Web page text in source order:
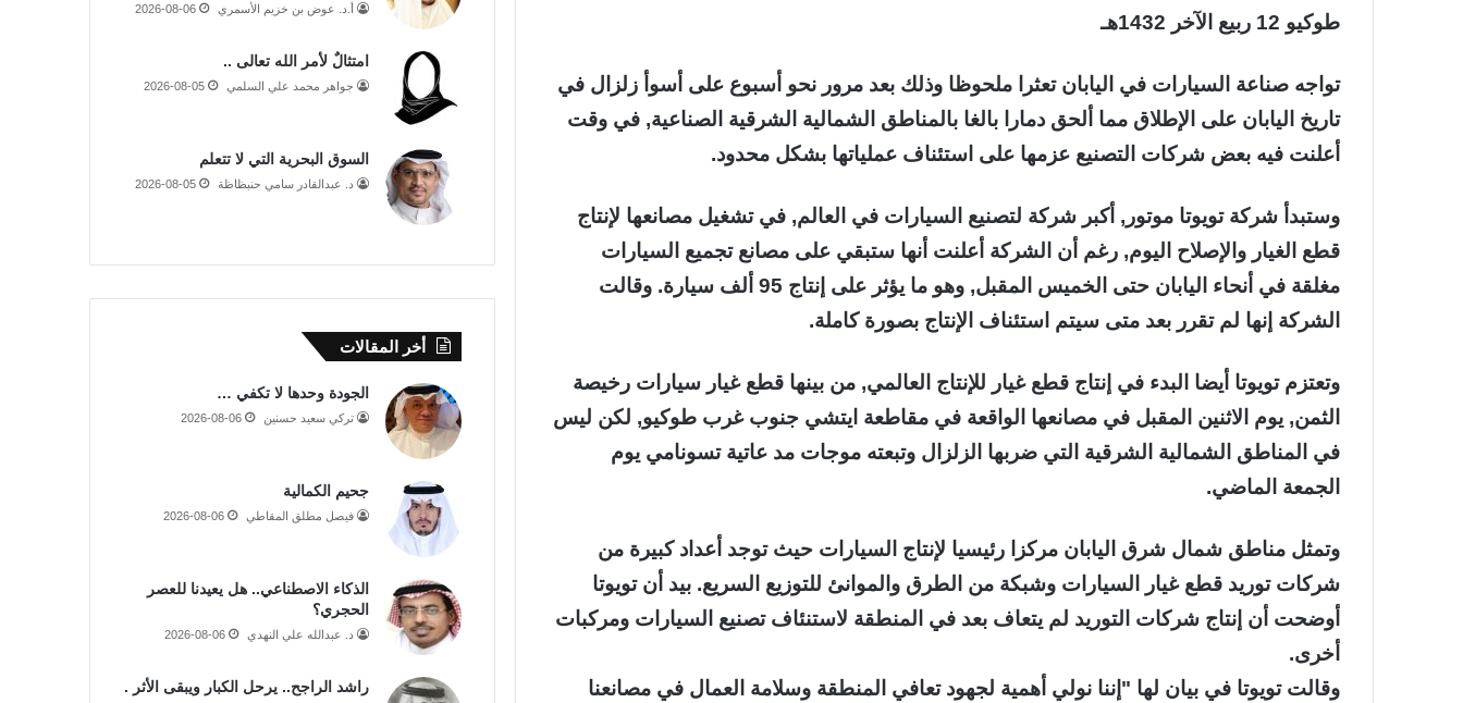
طوكيو 12 ربيع الآخر 1432هـ
تواجه صناعة السيارات في اليابان تعثرا ملحوظا وذلك بعد مرور نحو أسبوع على أسوأ زلزال في
تاريخ اليابان على الإطلاق مما ألحق دمارا بالغا بالمناطق الشمالية الشرقية الصناعية, في وقت
أعلنت فيه بعض شركات التصنيع عزمها على استئناف عملياتها بشكل محدود.
وستبدأ شركة تويوتا موتور, أكبر شركة لتصنيع السيارات في العالم, في تشغيل مصانعها لإنتاج
قطع الغيار والإصلاح اليوم, رغم أن الشركة أعلنت أنها ستبقي على مصانع تجميع السيارات
مغلقة في أنحاء اليابان حتى الخميس المقبل, وهو ما يؤثر على إنتاج 95 ألف سيارة. وقالت
الشركة إنها لم تقرر بعد متى سيتم استئناف الإنتاج بصورة كاملة.
وتعتزم تويوتا أيضا البدء في إنتاج قطع غيار للإنتاج العالمي, من بينها قطع غيار سيارات رخيصة
الثمن, يوم الاثنين المقبل في مصانعها الواقعة في مقاطعة ايتشي جنوب غرب طوكيو, لكن ليس
في المناطق الشمالية الشرقية التي ضربها الزلزال وتبعته موجات مد عاتية تسونامي يوم
الجمعة الماضي.
وتمثل مناطق شمال شرق اليابان مركزا رئيسيا لإنتاج السيارات حيث توجد أعداد كبيرة من
شركات توريد قطع غيار السيارات وشبكة من الطرق والموانئ للتوزيع السريع. بيد أن تويوتا
أوضحت أن إنتاج شركات التوريد لم يتعاف بعد في المنطقة لاستنئاف تصنيع السيارات ومركبات
أخرى.
وقالت تويوتا في بيان لها "إننا نولي أهمية لجهود تعافي المنطقة وسلامة العمال في مصانعنا
أ.د. عوض بن خزيم الأسمري 2026-08-06
امتثالٌ لأمر الله تعالى ..
جواهر محمد علي السلمي 2026-08-05
السوق البحرية التي لا تتعلم
د. عبدالقادر سامي حنبظاظة 2026-08-05
أخر المقالات
الجودة وحدها لا تكفي …
تركي سعيد حسنين 2026-08-06
جحيم الكمالية
فيصل مطلق المقاطي 2026-08-06
الذكاء الاصطناعي.. هل يعيدنا للعصر
الحجري؟
د. عبدالله علي النهدي 2026-08-06
راشد الراجح.. يرحل الكبار ويبقى الأثر .